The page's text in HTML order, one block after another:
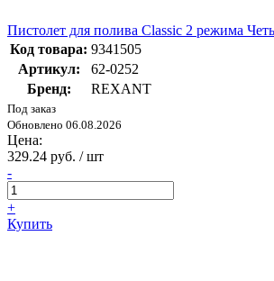
Пистолет для полива Classic 2 режима
Код товара: 9341505
Артикул:
62-0252
Бренд:
REXANT
Под заказ
Обновлено 06.08.2026
Цена:
329.24 руб. / шт
-
+
Купить